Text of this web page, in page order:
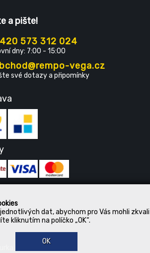
dat, abychom pro Vás mohli
kliknutím na políčko „OK“.
OK
a pište!
573 312 024
dny: 7:00 - 15:00
vega.cz
své dotazy a připomínky